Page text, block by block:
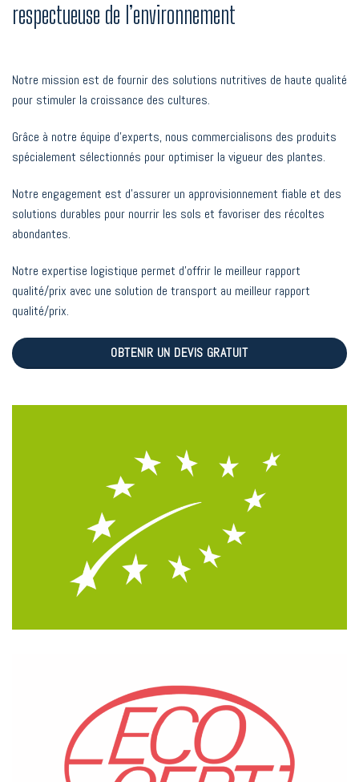
respectueuse de l’environnement
Notre mission est de fournir des solutions nutritives de haute qualité
pour stimuler la croissance des cultures.
Grâce à notre équipe d’experts, nous commercialisons des produits
spécialement sélectionnés pour optimiser la vigueur des plantes.
Notre engagement est d’assurer un approvisionnement fiable et des
solutions durables pour nourrir les sols et favoriser des récoltes
abondantes.
Notre expertise logistique permet d’offrir le meilleur rapport
qualité/prix avec une solution de transport au meilleur rapport
qualité/prix.
OBTENIR UN DEVIS GRATUIT